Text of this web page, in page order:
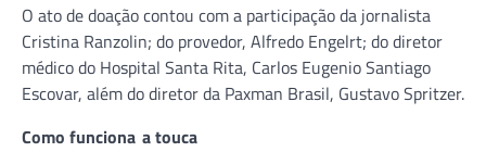
O ato de doação contou com a participação da jornalista
Cristina Ranzolin; do provedor, Alfredo Engelrt; do diretor
médico do Hospital Santa Rita, Carlos Eugenio Santiago
Escovar, além do diretor da Paxman Brasil, Gustavo Spritzer.
Como funciona a touca